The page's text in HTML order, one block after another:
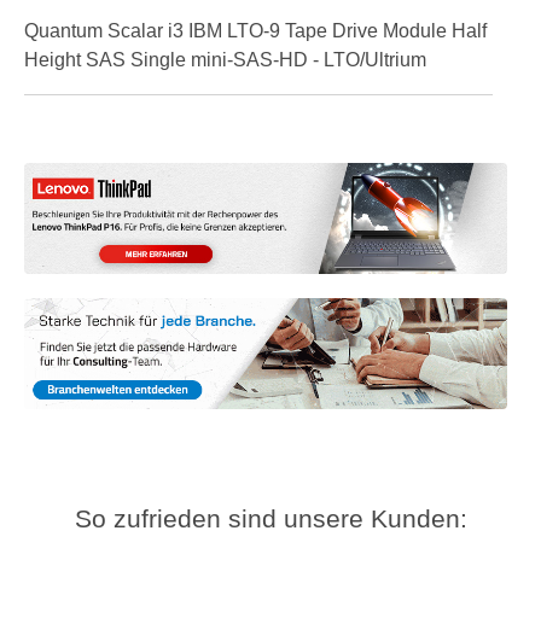
Quantum Scalar i3 IBM LTO-9 Tape Drive Module Half
Height SAS Single mini-SAS-HD - LTO/Ultrium
So zufrieden sind unsere Kunden: